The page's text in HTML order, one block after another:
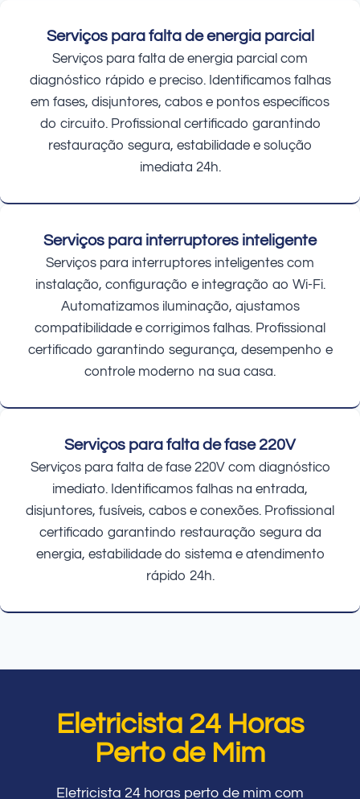
Serviços para falta de energia parcial
Serviços para falta de energia parcial com
diagnóstico rápido e preciso. Identificamos falhas
em fases, disjuntores, cabos e pontos específicos
do circuito. Profissional certificado garantindo
restauração segura, estabilidade e solução
imediata 24h.
Serviços para interruptores inteligente
Serviços para interruptores inteligentes com
instalação, configuração e integração ao Wi-Fi.
Automatizamos iluminação, ajustamos
compatibilidade e corrigimos falhas. Profissional
certificado garantindo segurança, desempenho e
controle moderno na sua casa.
Serviços para falta de fase 220V
Serviços para falta de fase 220V com diagnóstico
imediato. Identificamos falhas na entrada,
disjuntores, fusíveis, cabos e conexões. Profissional
certificado garantindo restauração segura da
energia, estabilidade do sistema e atendimento
rápido 24h.
Eletricista 24 Horas
Perto de Mim
Eletricista 24 horas perto de mim com